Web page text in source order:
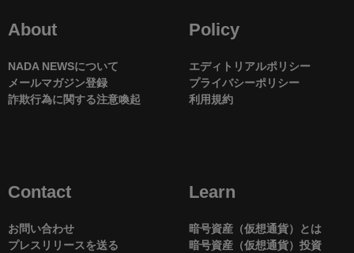
About
NADA NEWSについて
メールマガジン登録
詐欺行為に関する注意喚起
Policy
エディトリアルポリシー
プライバシーポリシー
利用規約
Contact
お問い合わせ
プレスリリースを送る
Learn
暗号資産（仮想通貨）とは
暗号資産（仮想通貨）投資